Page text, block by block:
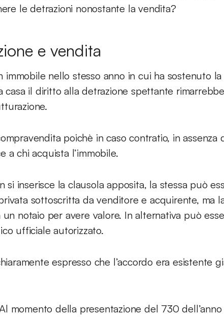
le detrazioni nonostante la vendita?
e vendita
nello stesso anno in cui ha sostenuto la
il diritto alla detrazione spettante
poichè in caso contratio, in assenza
a chi acquista l’immobile.
inserisce la clausola apposita, la stessa può
sottoscritta da venditore e acquirente, ma
notaio per avere valore. In alternativa può
ufficiale autorizzato.
espresso che l’accordo era esistente
momento della presentazione del 730 dell’anno